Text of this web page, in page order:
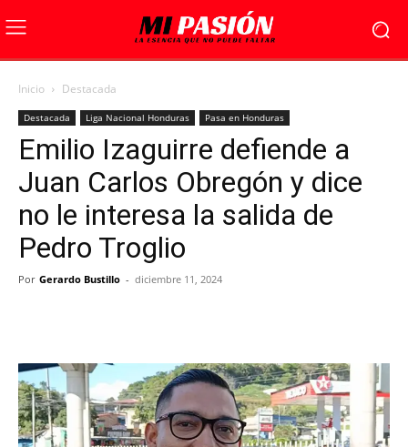
Inicio Destacada
Destacada Liga Nacional Honduras Pasa en Honduras
Emilio Izaguirre defiende a
Juan Carlos Obregón y dice
no le interesa la salida de
Pedro Troglio
Por Gerardo Bustillo - diciembre 11, 2024